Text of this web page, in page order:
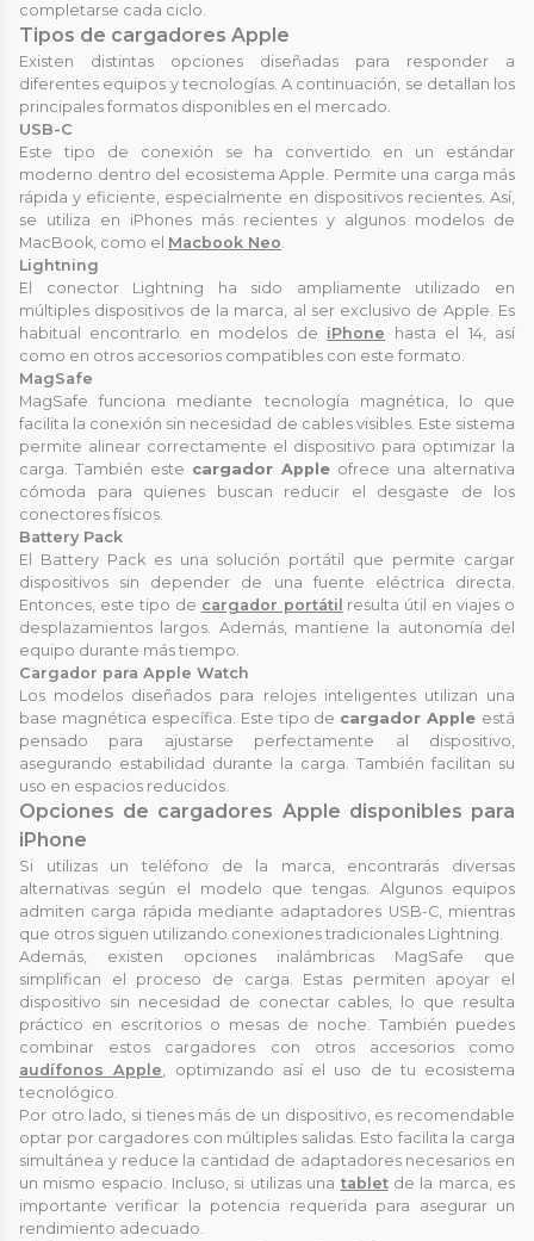
completarse cada ciclo.
Tipos de cargadores Apple
Existen distintas opciones diseñadas para responder a
diferentes equipos y tecnologías. A continuación, se detallan los
principales formatos disponibles en el mercado.
USB-C
Este tipo de conexión se ha convertido en un estándar
moderno dentro del ecosistema Apple. Permite una carga más
rápida y eficiente, especialmente en dispositivos recientes. Así,
se utiliza en iPhones más recientes y algunos modelos de
MacBook, como el Macbook Neo.
Lightning
El conector Lightning ha sido ampliamente utilizado en
múltiples dispositivos de la marca, al ser exclusivo de Apple. Es
habitual encontrarlo en modelos de iPhone hasta el 14, así
como en otros accesorios compatibles con este formato.
MagSafe
MagSafe funciona mediante tecnología magnética, lo que
facilita la conexión sin necesidad de cables visibles. Este sistema
permite alinear correctamente el dispositivo para optimizar la
carga. También este cargador Apple ofrece una alternativa
cómoda para quienes buscan reducir el desgaste de los
conectores físicos.
Battery Pack
El Battery Pack es una solución portátil que permite cargar
dispositivos sin depender de una fuente eléctrica directa.
Entonces, este tipo de cargador portátil resulta útil en viajes o
desplazamientos largos. Además, mantiene la autonomía del
equipo durante más tiempo.
Cargador para Apple Watch
Los modelos diseñados para relojes inteligentes utilizan una
base magnética específica. Este tipo de cargador Apple está
pensado para ajustarse perfectamente al dispositivo,
asegurando estabilidad durante la carga. También facilitan su
uso en espacios reducidos.
Opciones de cargadores Apple disponibles para
iPhone
Si utilizas un teléfono de la marca, encontrarás diversas
alternativas según el modelo que tengas. Algunos equipos
admiten carga rápida mediante adaptadores USB-C, mientras
que otros siguen utilizando conexiones tradicionales Lightning.
Además, existen opciones inalámbricas MagSafe que
simplifican el proceso de carga. Estas permiten apoyar el
dispositivo sin necesidad de conectar cables, lo que resulta
práctico en escritorios o mesas de noche. También puedes
combinar estos cargadores con otros accesorios como
audífonos Apple, optimizando así el uso de tu ecosistema
tecnológico.
Por otro lado, si tienes más de un dispositivo, es recomendable
optar por cargadores con múltiples salidas. Esto facilita la carga
simultánea y reduce la cantidad de adaptadores necesarios en
un mismo espacio. Incluso, si utilizas una tabletde la marca, es
importante verificar la potencia requerida para asegurar un
rendimiento adecuado.